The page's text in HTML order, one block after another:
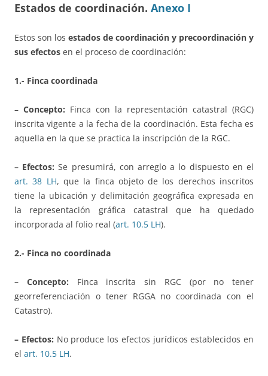
Estados de coordinación. Anexo I
Estos son los estados de coordinación y precoordinación y
sus efectos en el proceso de coordinación:
1.- Finca coordinada
– Concepto: Finca con la representación catastral (RGC)
inscrita vigente a la fecha de la coordinación. Esta fecha es
aquella en la que se practica la inscripción de la RGC.
– Efectos: Se presumirá, con arreglo a lo dispuesto en el
art. 38 LH, que la finca objeto de los derechos inscritos
tiene la ubicación y delimitación geográfica expresada en
la representación gráfica catastral que ha quedado
incorporada al folio real (art. 10.5 LH).
2.- Finca no coordinada
– Concepto: Finca inscrita sin RGC (por no tener
georreferenciación o tener RGGA no coordinada con el
Catastro).
– Efectos: No produce los efectos jurídicos establecidos en
el art. 10.5 LH.